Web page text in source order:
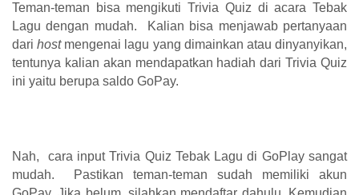
Teman-teman bisa mengikuti Trivia Quiz di acara Tebak
Lagu dengan mudah. Kalian bisa menjawab pertanyaan
darihostmengenai lagu yang dimainkan atau dinyanyikan,
tentunya kalian akan mendapatkan hadiah dari Trivia Quiz
ini yaitu berupa saldo GoPay.
Nah, cara input Trivia Quiz Tebak Lagu di GoPlay sangat
mudah. Pastikan teman-teman sudah memiliki akun